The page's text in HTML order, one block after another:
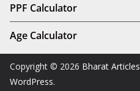
PPF Calculator
Age Calculator
Copyright © 2026 Bharat Articles
WordPress.